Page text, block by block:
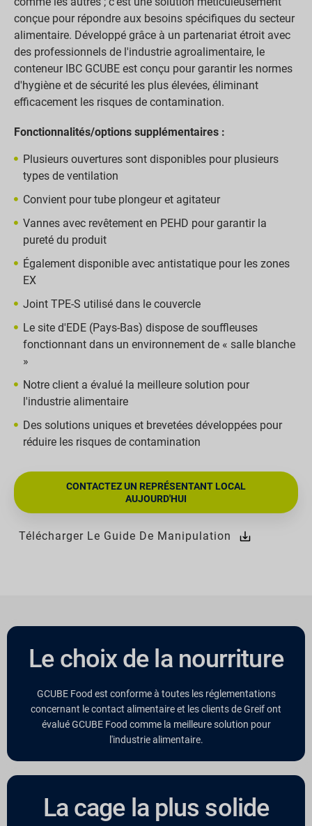
conçue pour répondre aux besoins spécifiques du secteur
alimentaire. Développé grâce à un partenariat étroit avec
des professionnels de l'industrie agroalimentaire, le
conteneur IBC GCUBE est conçu pour garantir les normes
d'hygiène et de sécurité les plus élevées, éliminant
efficacement les risques de contamination.
Fonctionnalités/options supplémentaires :
Plusieurs ouvertures sont disponibles pour plusieurs
types de ventilation
Convient pour tube plongeur et agitateur
Vannes avec revêtement en PEHD pour garantir la
pureté du produit
Également disponible avec antistatique pour les zones
EX
Joint TPE-S utilisé dans le couvercle
Le site d'EDE (Pays-Bas) dispose de souffleuses
fonctionnant dans un environnement de « salle blanche
»
Notre client a évalué la meilleure solution pour
l'industrie alimentaire
Des solutions uniques et brevetées développées pour
réduire les risques de contamination
CONTACTEZ UN REPRÉSENTANT LOCAL
AUJOURD'HUI
Télécharger Le Guide De Manipulation
Le choix de la nourriture
GCUBE Food est conforme à toutes les réglementations
concernant le contact alimentaire et les clients de Greif ont
évalué GCUBE Food comme la meilleure solution pour
l'industrie alimentaire.
La cage la plus solide